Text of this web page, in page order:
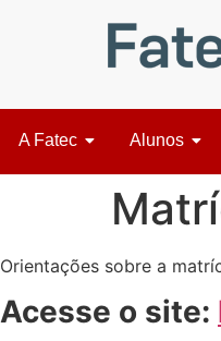
A Fatec Alunos
Orientações sobre a
Acesse o site: